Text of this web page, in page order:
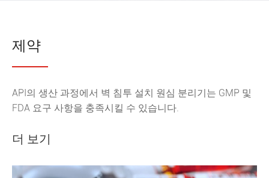
제약
API의 생산 과정에서 벽 침투 설치 원심 분리기는 GMP 및
FDA 요구 사항을 충족시킬 수 있습니다.
더 보기